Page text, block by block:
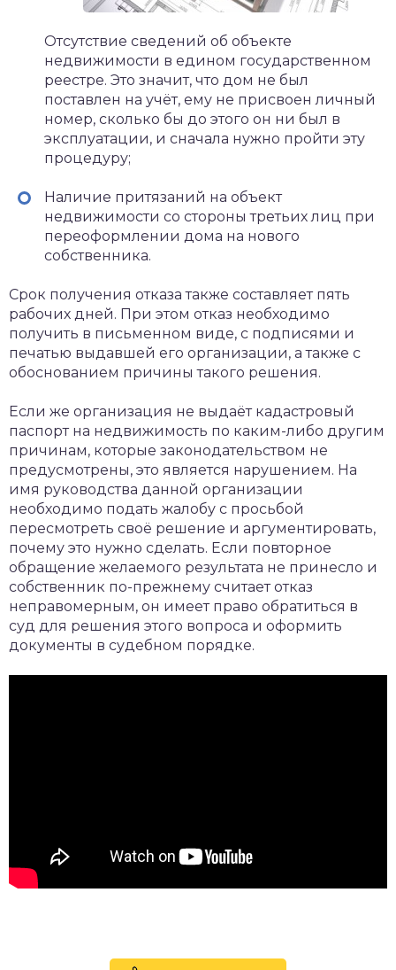
Отсутствие сведений об объекте
недвижимости в едином государственном
реестре. Это значит, что дом не был
поставлен на учёт, ему не присвоен личный
номер, сколько бы до этого он ни был в
эксплуатации, и сначала нужно пройти эту
процедуру;
Наличие притязаний на объект
недвижимости со стороны третьих лиц при
переоформлении дома на нового
собственника.
Срок получения отказа также составляет пять
рабочих дней. При этом отказ необходимо
получить в письменном виде, с подписями и
печатью выдавшей его организации, а также с
обоснованием причины такого решения.
Если же организация не выдаёт кадастровый
паспорт на недвижимость по каким-либо другим
причинам, которые законодательством не
предусмотрены, это является нарушением. На
имя руководства данной организации
необходимо подать жалобу с просьбой
пересмотреть своё решение и аргументировать,
почему это нужно сделать. Если повторное
обращение желаемого результата не принесло и
собственник по-прежнему считает отказ
неправомерным, он имеет право обратиться в
суд для решения этого вопроса и оформить
документы в судебном порядке.